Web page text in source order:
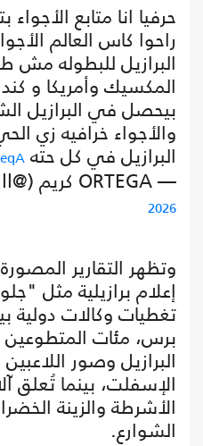
راحوا كاس العالم
البرازيل للبطوله مش
المكسيك وأمريكا و
بيحصل في البرازيل
والأجواء خرافيه زي
البرازيل في كل حته
— ORTEGA كريم (@OLd_schoolll)
2026
وتظهر التقارير
إعلام برازيلية مثل
تغطيات وكالات دولية
برس، مئات
البرازيل وصور
الإسفلت، بينما تُعلق
الأشرطة والزينة
الشوارع.